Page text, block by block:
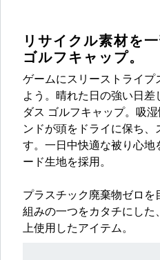
リサイクル素材を
ゴルフキャップ。
ゲームにスリーストライプ
よう。晴れた日の強い日差
ダス ゴルフキャップ。吸
ンドが頭をドライに保ち、
す。一日中快適な被り心地
ード生地を採用。
プラスチック廃棄物ゼロを
組みの一つをカタチにした
上使用したアイテム。